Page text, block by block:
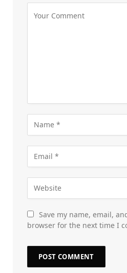
Save my name, email,
browser for the next time I